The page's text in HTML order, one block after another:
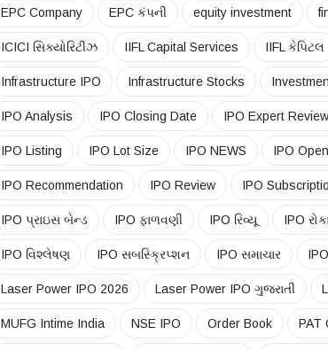
EPC Company EPC કંપની equity investment
ICICI સિક્યોરિટીઝ IIFL Capital Services IIFL કેપિટલ
Infrastructure IPO Infrastructure Stocks
IPO Analysis IPO Closing Date IPO Expert Review
IPO Listing IPO Lot Size IPO NEWS IPO
IPO Recommendation IPO Review IPO
IPO પ્રાઇસ બેન્ડ IPO ફાળવણી IPO રિવ્યૂ IPO
IPO વિશ્લેષણ IPO સબસ્ક્રિપ્શન IPO સમાચાર
Laser Power IPO 2026 Laser Power IPO ગુજરાતી
MUFG Intime India NSE IPO Order Book PAT